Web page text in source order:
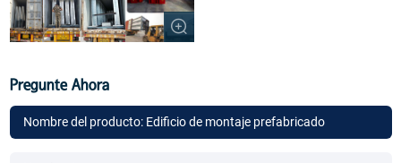
Pregunte Ahora